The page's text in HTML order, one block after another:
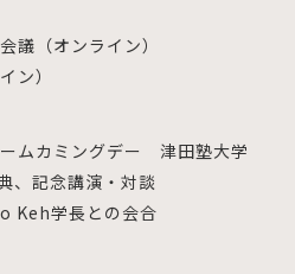
議（オンライン）
ン）
ムカミングデー 津田塾大学
、記念講演・対談
Keh学長との会合